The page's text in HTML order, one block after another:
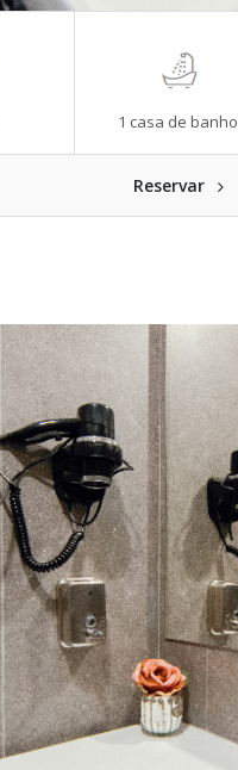
1 casa de banho
Reservar